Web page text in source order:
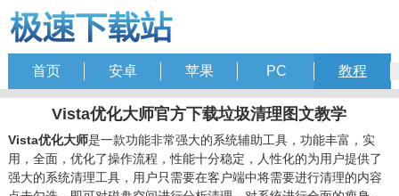
首页 安卓 苹果 PC 教程
Vista优化大师官方下载垃圾清理图文教学
Vista优化大师是一款功能非常强大的系统辅助工具，功能丰富，实
用，全面，优化了操作流程，性能十分稳定，人性化的为用户提供了
强大的系统清理工具，用户只需要在客户端中将需要进行清理的内容